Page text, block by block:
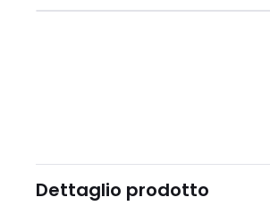
Dettaglio prodotto